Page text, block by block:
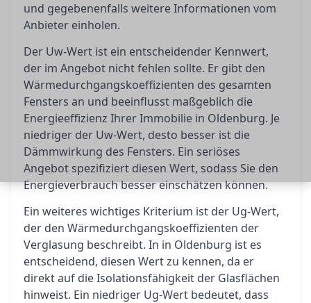
und gegebenenfalls weitere Informationen vom
Anbieter einholen.
Der Uw-Wert ist ein entscheidender Kennwert,
der im Angebot nicht fehlen sollte. Er gibt den
Wärmedurchgangskoeffizienten des gesamten
Fensters an und beeinflusst maßgeblich die
Energieeffizienz Ihrer Immobilie in Oldenburg. Je
niedriger der Uw-Wert, desto besser ist die
Dämmwirkung des Fensters. Ein seriöses
Angebot spezifiziert diesen Wert, sodass Sie den
Energieverbrauch besser einschätzen können.
Ein weiteres wichtiges Kriterium ist der Ug-Wert,
der den Wärmedurchgangskoeffizienten der
Verglasung beschreibt. In in Oldenburg ist es
entscheidend, diesen Wert zu kennen, da er
direkt auf die Isolationsfähigkeit der Glasflächen
hinweist. Ein niedriger Ug-Wert bedeutet, dass